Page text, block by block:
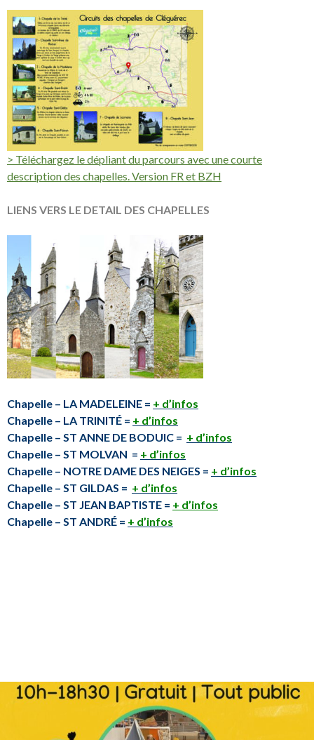
> Téléchargez le dépliant du parcours avec une courte
description des chapelles. Version FR et BZH
LIENS VERS LE DETAIL DES CHAPELLES
Chapelle – LA MADELEINE = + d’infos
Chapelle – LA TRINITÉ = + d’infos
Chapelle – ST ANNE DE BODUIC = + d’infos
Chapelle – ST MOLVAN = + d’infos
Chapelle – NOTRE DAME DES NEIGES = + d’infos
Chapelle – ST GILDAS = + d’infos
Chapelle – ST JEAN BAPTISTE = + d’infos
Chapelle – ST ANDRÉ = + d’infos